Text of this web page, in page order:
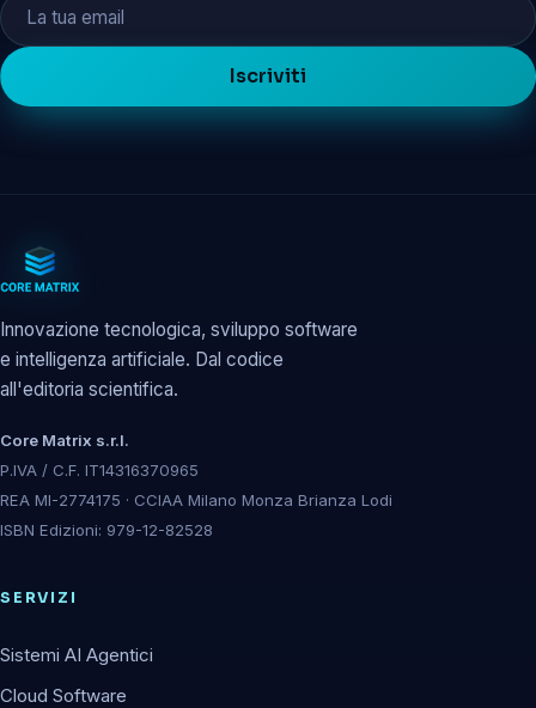
Iscriviti
Innovazione tecnologica, sviluppo software
e intelligenza artificiale. Dal codice
all'editoria scientifica.
Core Matrix s.r.l.
P.IVA / C.F. IT14316370965
REA MI-2774175 · CCIAA Milano Monza Brianza Lodi
ISBN Edizioni: 979-12-82528
SERVIZI
Sistemi AI Agentici
Cloud Software